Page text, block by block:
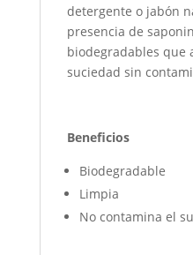
detergente o jabón
presencia de
biodegradables que
suciedad sin
Beneficios
Biodegradable
Limpia
No contamina el